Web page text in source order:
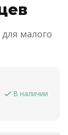
малого
В наличии